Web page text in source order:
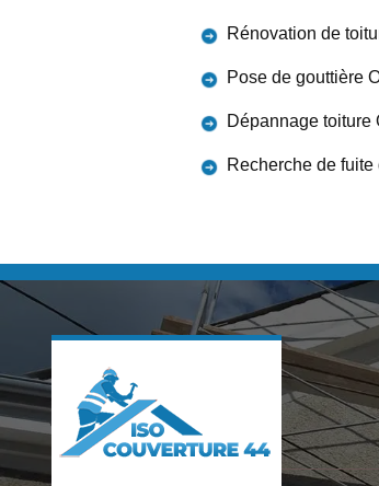
Rénovation de
Pose de gouttière
Dépannage toiture
Recherche de